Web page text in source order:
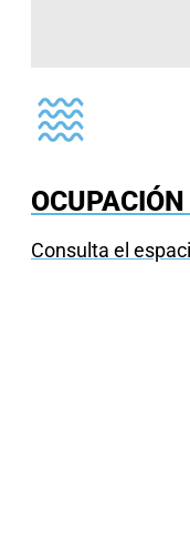
Consulta el